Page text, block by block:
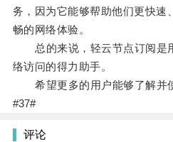
务，因为它能够帮助他们更快速
畅的网络体验。
总的来说，轻云节点订阅是
络访问的得力助手。
希望更多的用户能够了解并使
#37#
评论